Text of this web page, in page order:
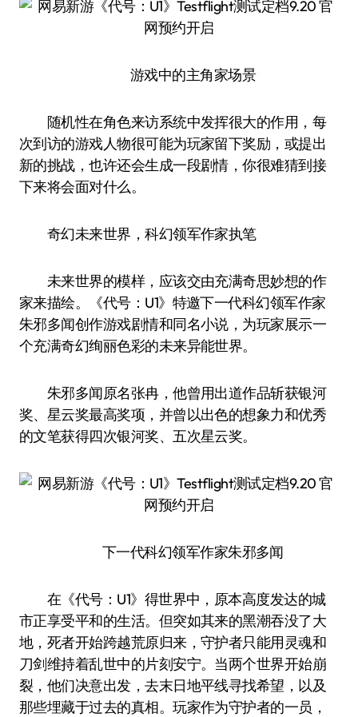
游戏中的主角家场景
随机性在角色来访系统中发挥很大的作用，每
次到访的游戏人物很可能为玩家留下奖励，或提出
新的挑战，也许还会生成一段剧情，你很难猜到接
下来将会面对什么。
奇幻未来世界，科幻领军作家执笔
未来世界的模样，应该交由充满奇思妙想的作
家来描绘。《代号：U1》特邀下一代科幻领军作家
朱邪多闻创作游戏剧情和同名小说，为玩家展示一
个充满奇幻绚丽色彩的未来异能世界。
朱邪多闻原名张冉，他曾用出道作品斩获银河
奖、星云奖最高奖项，并曾以出色的想象力和优秀
的文笔获得四次银河奖、五次星云奖。
下一代科幻领军作家朱邪多闻
在《代号：U1》得世界中，原本高度发达的城
市正享受平和的生活。但突如其来的黑潮吞没了大
地，死者开始跨越荒原归来，守护者只能用灵魂和
刀剑维持着乱世中的片刻安宁。当两个世界开始崩
裂，他们决意出发，去末日地平线寻找希望，以及
那些埋藏于过去的真相。玩家作为守护者的一员，